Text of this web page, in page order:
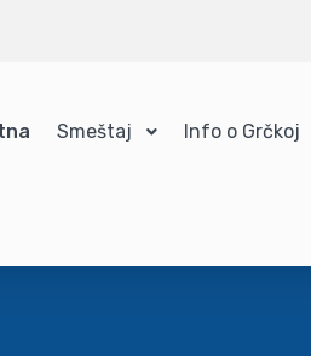
Smeštaj Info o Grčkoj